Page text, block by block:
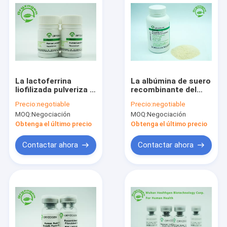
Productos
Sobre nosotros
La lactoferrina
liofilizada pulveriza la
la actividad
antibacteriana que
aumenta inmunidad
Precio:negotiable
MOQ:Negociación
Obtenga el último precio
Contactar ahora
La albúmina de suero
recombinante del
estricto TIENE
blanco para encender
el polvo liofilizado
Precio:negotiable
MOQ:Negociación
Obtenga el último precio
Contactar ahora